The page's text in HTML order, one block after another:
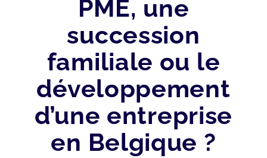
PME, une
succession
familiale ou le
développement
d’une entreprise
en Belgique ?